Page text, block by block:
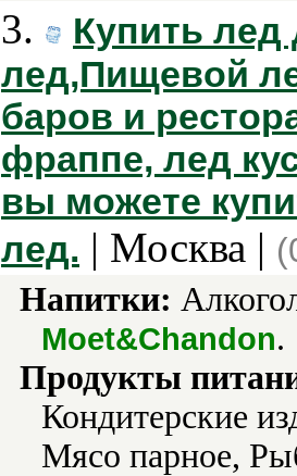
3.
Купить лед
лед,Пищевой
баров и
фраппе, лед
вы можете
лед. | Москва |
Напитки:
Moet&Chandon.
Продукты
Кондитерские
Мясо парное,